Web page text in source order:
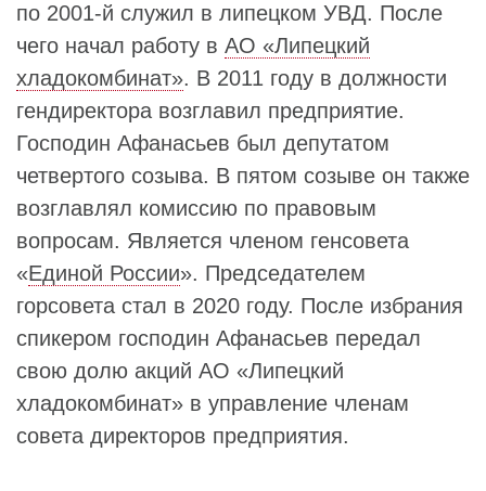
по 2001-й служил в липецком УВД. После
чего начал работу в АО «Липецкий
хладокомбинат». В 2011 году в должности
гендиректора возглавил предприятие.
Господин Афанасьев был депутатом
четвертого созыва. В пятом созыве он также
возглавлял комиссию по правовым
вопросам. Является членом генсовета
«Единой России». Председателем
горсовета стал в 2020 году. После избрания
спикером господин Афанасьев передал
свою долю акций АО «Липецкий
хладокомбинат» в управление членам
совета директоров предприятия.